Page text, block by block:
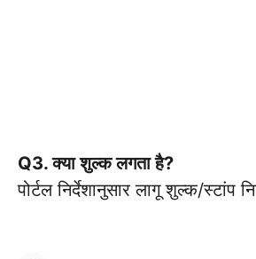
Q3. क्या शुल्क लगता है?
पोर्टल निर्देशानुसार लागू शुल्क/स्टांप